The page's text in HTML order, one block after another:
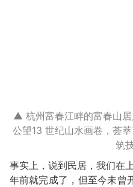
▲ 杭州富春江畔的富春山
公望13 世纪山水画卷，荟
筑
事实上，说到民居，我们在
年前就完成了，但至今未曾